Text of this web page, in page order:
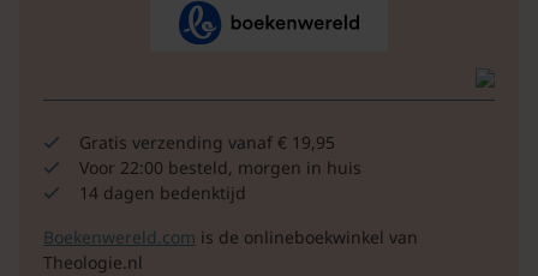
Gratis verzending vanaf € 19,95
Voor 22:00 besteld, morgen in huis
14 dagen bedenktijd
Boekenwereld.com is de onlineboekwinkel van
Theologie.nl